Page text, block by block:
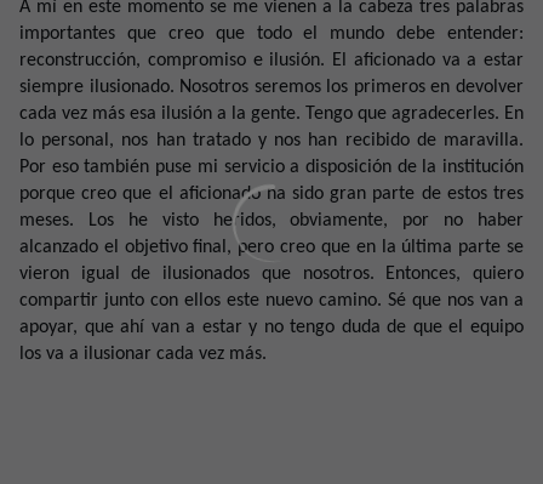
A mí en este momento se me vienen a la cabeza tres palabras
importantes que creo que todo el mundo debe entender:
reconstrucción, compromiso e ilusión. El aficionado va a estar
siempre ilusionado. Nosotros seremos los primeros en devolver
cada vez más esa ilusión a la gente. Tengo que agradecerles. En
lo personal, nos han tratado y nos han recibido de maravilla.
Por eso también puse mi servicio a disposición de la institución
porque creo que el aficionado ha sido gran parte de estos tres
meses. Los he visto heridos, obviamente, por no haber
alcanzado el objetivo final, pero creo que en la última parte se
vieron igual de ilusionados que nosotros. Entonces, quiero
compartir junto con ellos este nuevo camino. Sé que nos van a
apoyar, que ahí van a estar y no tengo duda de que el equipo
los va a ilusionar cada vez más.